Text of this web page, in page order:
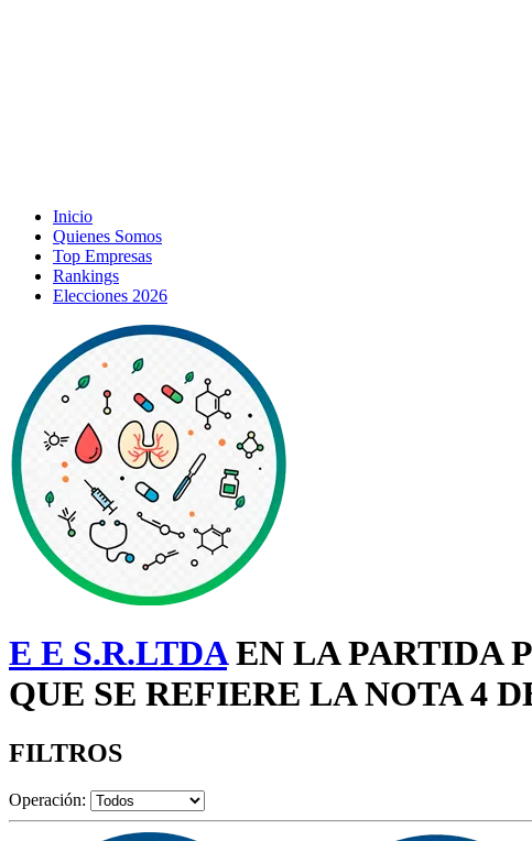
Inicio
Quienes Somos
Top Empresas
Rankings
Elecciones 2026
E E S.R.LTDAEN LA PARTIDA
QUE SE REFIERE LA NOTA 4
FILTROS
Operación: